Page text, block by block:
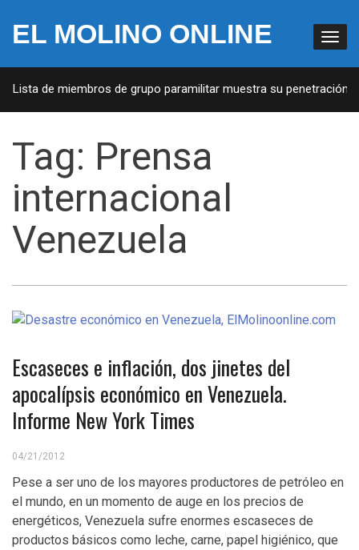
EL MOLINO ONLINE
Lista de miembros de grupo paramilitar muestra su penetración
Tag: Prensa
internacional
Venezuela
Escaseces e inflación, dos jinetes del
apocalípsis económico en Venezuela.
Informe New York Times
04/21/2012
Pese a ser uno de los mayores productores de petróleo en
el mundo, en un momento de auge en los precios de
energéticos, Venezuela sufre enormes escaseces de
productos básicos como leche, carne, papel higiénico, que